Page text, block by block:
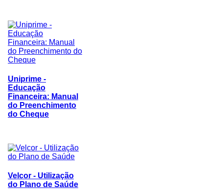
Uniprime -
Educação
Financeira: Manual
do Preenchimento
do Cheque
Velcor - Utilização
do Plano de Saúde